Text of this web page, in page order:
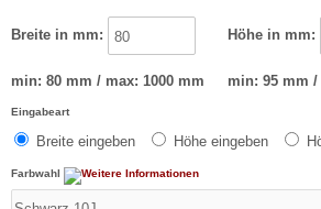
Breite in mm: Höhe in mm:
min: 80 mm / max: 1000 mm min: 95 mm /
Eingabeart
Breite eingeben Höhe eingeben
Farbwahl